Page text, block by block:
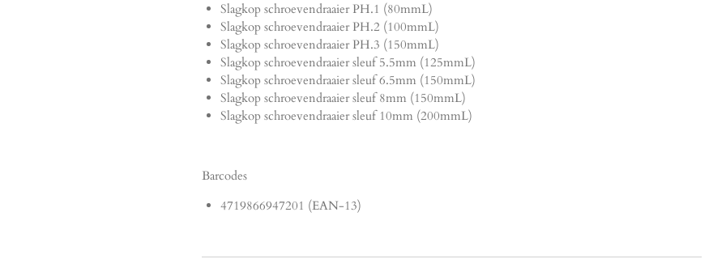
Slagkop schroevendraaier PH.1 (80mmL)
Slagkop schroevendraaier PH.2 (100mmL)
Slagkop schroevendraaier PH.3 (150mmL)
Slagkop schroevendraaier sleuf 5.5mm (125mmL)
Slagkop schroevendraaier sleuf 6.5mm (150mmL)
Slagkop schroevendraaier sleuf 8mm (150mmL)
Slagkop schroevendraaier sleuf 10mm (200mmL)
Barcodes
4719866947201 (EAN-13)